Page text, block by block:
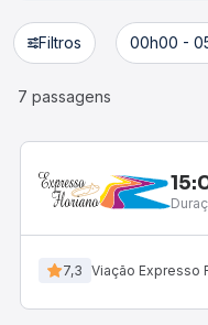
Filtros 00h00 -
7 passagens
7,3 Viação Expresso